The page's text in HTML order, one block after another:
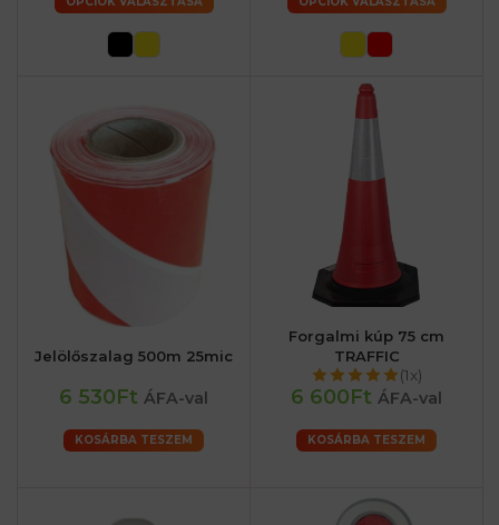
Jelölőszalag 500m 25mic
6 530Ft ÁFA-val
KOSÁRBA TESZEM
Forgalmi kúp 75 cm
TRAFFIC
(1x)
6 600Ft ÁFA-val
KOSÁRBA TESZEM